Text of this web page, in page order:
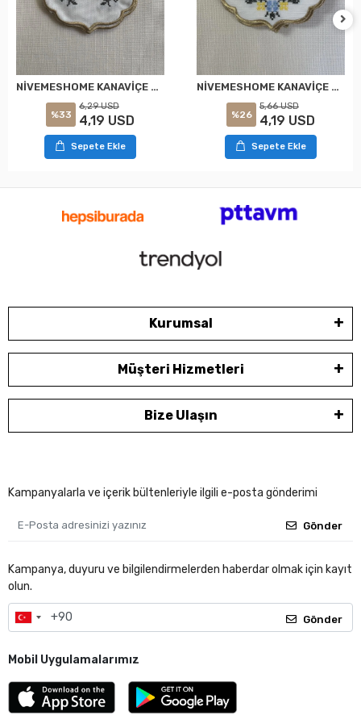
NİVEMESHOME KANAVİÇE NAKIŞLI SARI-PEMBE OVAL (6 ADET) KETEN KOKTEYL PEÇETESİ KAHVE YANI SUNUMLUK
%33
6,29 USD
4,19 USD
Sepete Ekle
NİVEMESHOME KANAVİÇE NAKIŞLI SARI-MAVİ OVAL (6 ADET) KETEN KOKTEYL PEÇETESİ KAHVE YANI SUNUMLUK
%26
5,66 USD
4,19 USD
Sepete Ekle
Kurumsal
Müşteri Hizmetleri
Bize Ulaşın
Kampanyalarla ve içerik bültenleriyle ilgili e-posta gönderimi
Gönder
Kampanya, duyuru ve bilgilendirmelerden haberdar olmak için kayıt
olun.
Gönder
Mobil Uygulamalarımız